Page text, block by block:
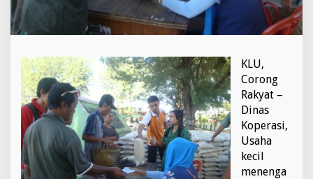
a
e
U
n
t
u
k
S
a
t
u
L
KLU,
Corong
Rakyat –
Dinas
Koperasi,
Usaha
kecil
menenga